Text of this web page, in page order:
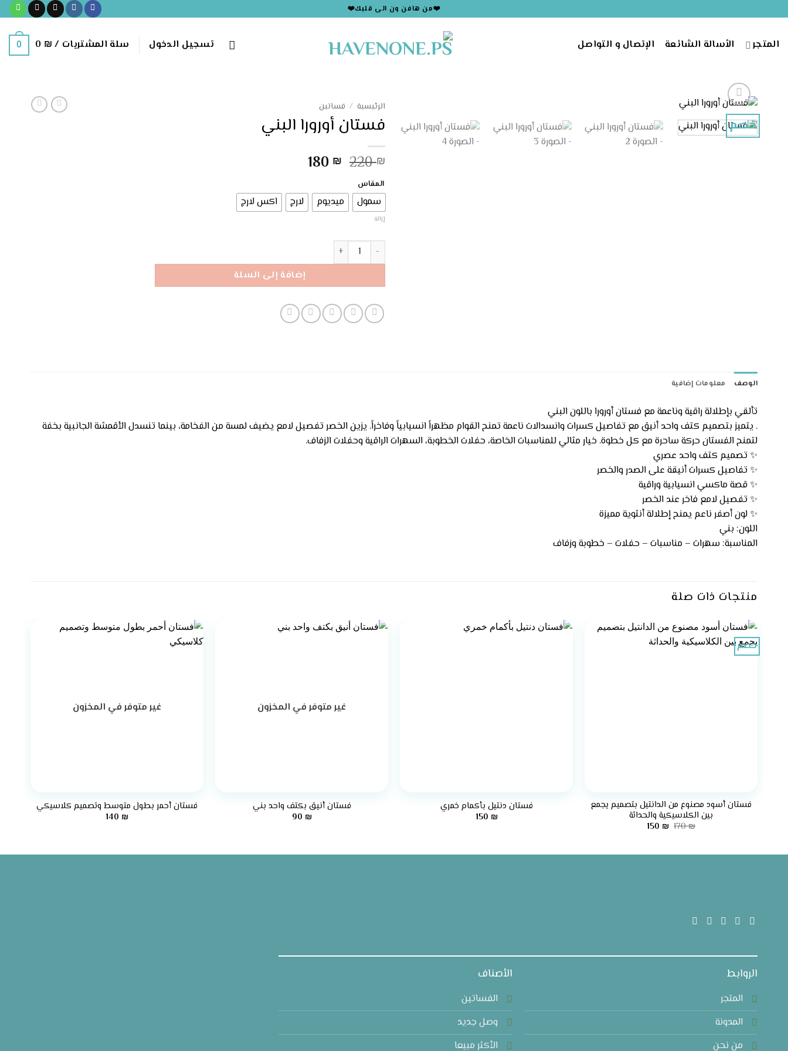
للمحتوى
❤️من هافن ون الى قلبك❤️
المتجر الأسالة الشائعة الإتصال و التواصل تسجيل الدخول سلة المشتريات / 0 ₪
0
خصم
الرئيسية / فساتين
فستان أورورا البني
220₪ السعر
هو:
220 ₪.
180 ₪ السعر
هو:
180 ₪.
المقاس
سمول ميديوم لارج اكس لارج
إزالة
كمية فستان أورورا البني
إضافة إلى السلة
الوصف معلومات إضافية
تألقي بإطلالة راقية وناعمة مع فستان أورورا باللون البني
. يتميز بتصميم كتف واحد أنيق مع تفاصيل كسرات وانسدالات ناعمة تمنح القوام مظهراً انسيابياً وفاخراً. يزين الخصر تفصيل لامع يضيف لمسة من الفخامة، بينما تنسدل الأقمشة الجانبية بخفة
لتمنح الفستان حركة ساحرة مع كل خطوة. خيار مثالي للمناسبات الخاصة، حفلات الخطوبة، السهرات الراقية وحفلات الزفاف.
✨ تصميم كتف واحد عصري
✨ تفاصيل كسرات أنيقة على الصدر والخصر
✨ قصة ماكسي انسيابية وراقية
✨ تفصيل لامع فاخر عند الخصر
✨ لون أصفر ناعم يمنح إطلالة أنثوية مميزة
اللون: بني
المناسبة: سهرات – مناسبات – حفلات – خطوبة وزفاف
منتجات ذات صلة
خصم
فستان أسود مصنوع من الدانتيل بتصميم يجمع
بين الكلاسيكية والحداثة
170₪ السعر
150 ₪ السعر
فستان دنتيل بأكمام خمري
150 ₪
غير متوفر في المخزون
فستان أنيق بكتف واحد بني
90 ₪
غير متوفر في المخزون
فستان أحمر بطول متوسط وتصميم كلاسيكي
140 ₪
الروابط
المتجر
المدونة
من نحن
الأصناف
الفساتين
وصل جديد
الأكثر مبيعا